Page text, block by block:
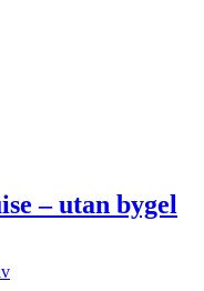
– utan bygel